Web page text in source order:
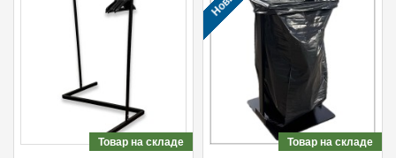
Товар на складе Товар на складе